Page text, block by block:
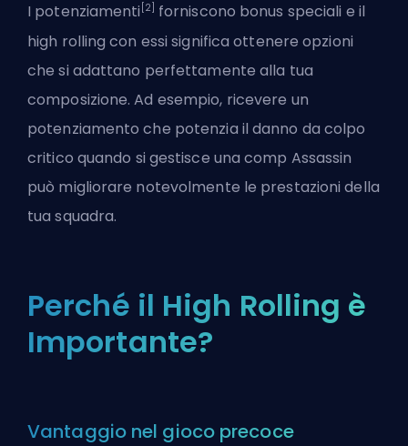
I potenziamenti [2]
forniscono bonus speciali e il
high rolling con essi significa ottenere opzioni
che si adattano perfettamente alla tua
composizione. Ad esempio, ricevere un
potenziamento che potenzia il danno da colpo
critico quando si gestisce una comp Assassin
può migliorare notevolmente le prestazioni della
tua squadra.
Perché il High Rolling è
Importante?
Vantaggio nel gioco precoce